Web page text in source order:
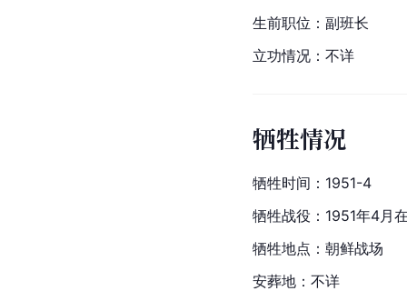
生前职位：副班长
立功情况：不详
牺牲情况
牺牲时间：1951-4
牺牲战役：1951年4月
牺牲地点：朝鲜战场
安葬地：不详